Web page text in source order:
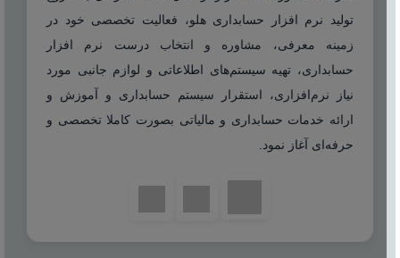
تولید نرم افزار حسابداری هلو، فعالیت تخصصی خود در
زمینه معرفی، مشاوره و انتخاب درست نرم افزار
حسابداری، تهیه سیستم‌های اطلاعاتی و لوازم جانبی مورد
نیاز نرم‌افزاری، استقرار سیستم حسابداری و آموزش و
ارائه خدمات حسابداری و مالیاتی بصورت کاملا تخصصی و
حرفه‌ای آغاز نمود.